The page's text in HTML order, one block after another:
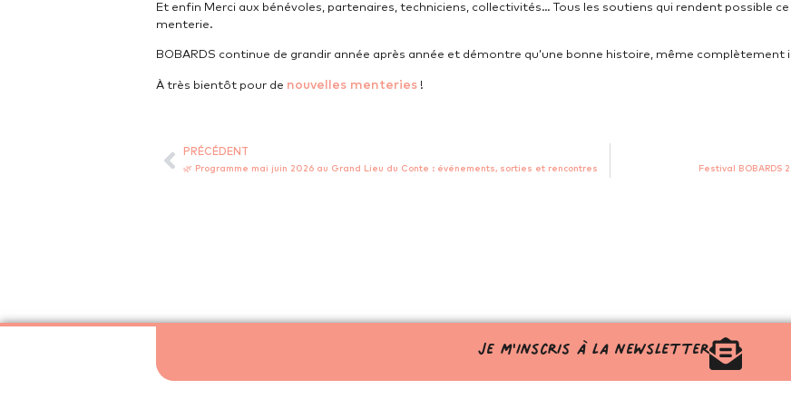
Et enfin Merci aux bénévoles, partenaires, techniciens, collectivités… Tous les soutiens qui rendent possible
menterie.
BOBARDS continue de grandir année après année et démontre qu’une bonne histoire, même
À très bientôt pour de nouvelles menteries !
PRÉCÉDENT
🌿 Programme mai juin 2026 au Grand Lieu du Conte : événements, sorties et rencontres Festival
Je m'inscris à la newsletter